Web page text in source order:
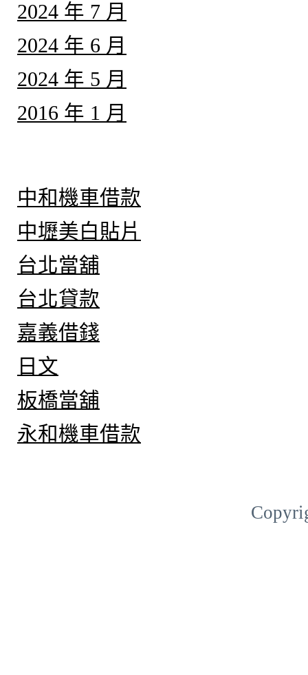
2024 年 7 月
2024 年 6 月
2024 年 5 月
2016 年 1 月
中和機車借款
中壢美白貼片
台北當舖
台北貸款
嘉義借錢
日文
板橋當舖
永和機車借款